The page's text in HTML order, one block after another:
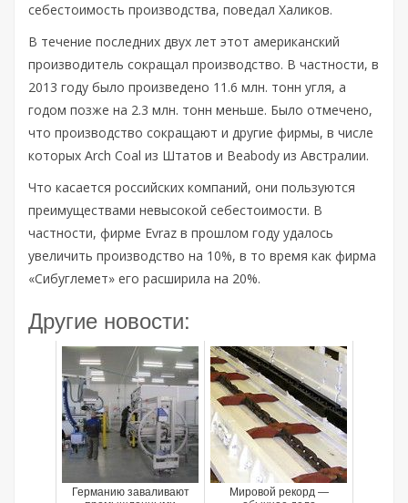
себестоимость производства, поведал Халиков.
В течение последних двух лет этот американский
производитель сокращал производство. В частности, в
2013 году было произведено 11.6 млн. тонн угля, а
годом позже на 2.3 млн. тонн меньше. Было отмечено,
что производство сокращают и другие фирмы, в числе
которых Arch Coal из Штатов и Beabody из Австралии.
Что касается российских компаний, они пользуются
преимуществами невысокой себестоимости. В
частности, фирме Evraz в прошлом году удалось
увеличить производство на 10%, в то время как фирма
«Сибуглемет» его расширила на 20%.
Другие новости:
Германию заваливают
Мировой рекорд —